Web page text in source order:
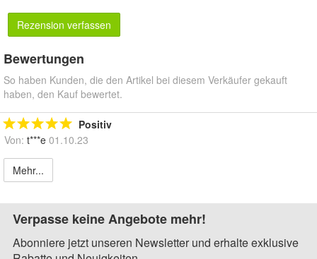
Rezension verfassen
Bewertungen
So haben Kunden, die den Artikel bei diesem Verkäufer gekauft
haben, den Kauf bewertet.
Positiv
Von: t***e 01.10.23
Mehr...
Verpasse keine Angebote mehr!
Abonniere jetzt unseren Newsletter und erhalte exklusive